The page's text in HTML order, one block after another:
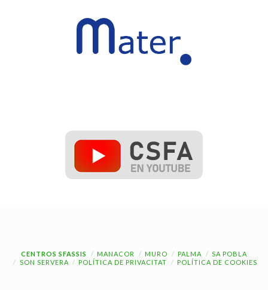
CENTROS SFASSIS MANACOR MURO PALMA
SA POBLA
SON SERVERA
POLÍTICA DE PRIVACITAT POLÍTICA DE COOKIES